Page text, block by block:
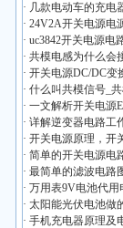
· 几款电动车的充电
· 24V2A开关电源电
· uc3842开关电源电
· 共模电感为什么会
· 开关电源DC/DC变
· 什么叫共模信号_
· 一文解析开关电源
· 详解逆变器电路工
· 开关电源原理，开
· 简单的开关电源电
· 最简单的滤波电路
· 万用表9V电池代用
· 太阳能光伏电池做
· 手机充电器原理及